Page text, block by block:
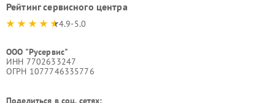
Рейтинг сервисного центра
4.9-5.0
ООО "Русервис"
ИНН 7702633247
ОГРН 1077746335776
Поделиться в соц. сетях: